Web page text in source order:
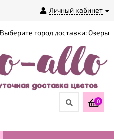
Личный кабинет
Выберите город доставки:Озеры
0